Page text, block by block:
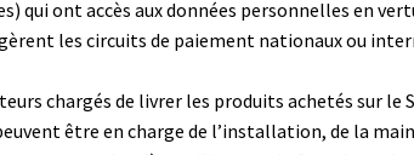
qui ont accès aux données personnelles en
les circuits de paiement nationaux ou
chargés de livrer les produits achetés sur le
être en charge de l’installation, de la